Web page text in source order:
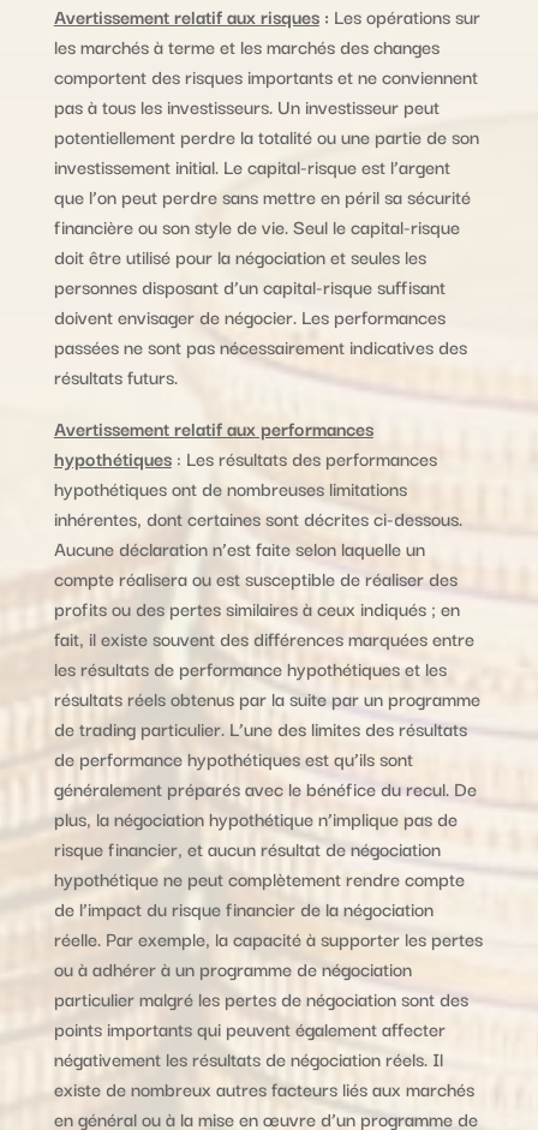
Avertissement relatif aux risques: Les opérations sur
les marchés à terme et les marchés des changes
comportent des risques importants et ne conviennent
pas à tous les investisseurs. Un investisseur peut
potentiellement perdre la totalité ou une partie de son
investissement initial. Le capital-risque est l’argent
que l’on peut perdre sans mettre en péril sa sécurité
financière ou son style de vie. Seul le capital-risque
doit être utilisé pour la négociation et seules les
personnes disposant d’un capital-risque suffisant
doivent envisager de négocier. Les performances
passées ne sont pas nécessairement indicatives des
résultats futurs.
Avertissement relatif aux performances
hypothétiques: Les résultats des performances
hypothétiques ont de nombreuses limitations
inhérentes, dont certaines sont décrites ci-dessous.
Aucune déclaration n’est faite selon laquelle un
compte réalisera ou est susceptible de réaliser des
profits ou des pertes similaires à ceux indiqués ; en
fait, il existe souvent des différences marquées entre
les résultats de performance hypothétiques et les
résultats réels obtenus par la suite par un programme
de trading particulier. L’une des limites des résultats
de performance hypothétiques est qu’ils sont
généralement préparés avec le bénéfice du recul. De
plus, la négociation hypothétique n’implique pas de
risque financier, et aucun résultat de négociation
hypothétique ne peut complètement rendre compte
de l’impact du risque financier de la négociation
réelle. Par exemple, la capacité à supporter les pertes
ou à adhérer à un programme de négociation
particulier malgré les pertes de négociation sont des
points importants qui peuvent également affecter
négativement les résultats de négociation réels. Il
existe de nombreux autres facteurs liés aux marchés
en général ou à la mise en œuvre d’un programme de